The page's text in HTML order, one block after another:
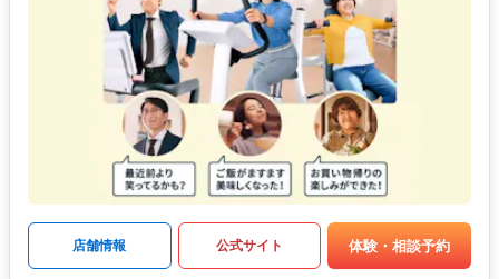
店舗情報 公式サイト 体験・相談予約